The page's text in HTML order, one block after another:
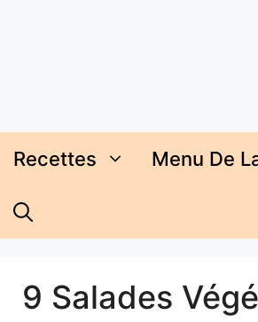
Recettes Menu De
9 Salades